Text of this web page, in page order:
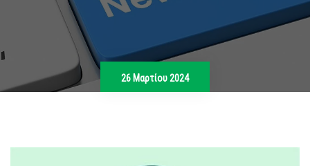
26 Μαρτίου 2024